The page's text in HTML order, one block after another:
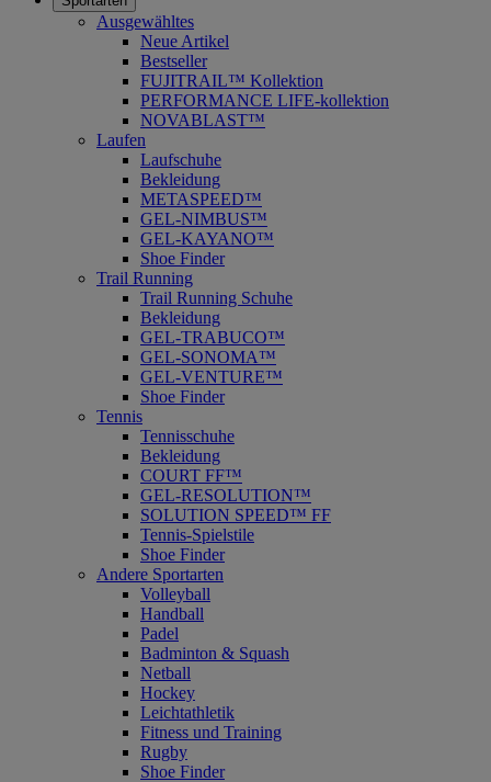
Ausgewähltes
Neue Artikel
Bestseller
FUJITRAIL™ Kollektion
PERFORMANCE LIFE-kollektion
NOVABLAST™
Laufen
Laufschuhe
Bekleidung
METASPEED™
GEL-NIMBUS™
GEL-KAYANO™
Shoe Finder
Trail Running
Trail Running Schuhe
Bekleidung
GEL-TRABUCO™
GEL-SONOMA™
GEL-VENTURE™
Shoe Finder
Tennis
Tennisschuhe
Bekleidung
COURT FF™
GEL-RESOLUTION™
SOLUTION SPEED™ FF
Tennis-Spielstile
Shoe Finder
Andere Sportarten
Volleyball
Handball
Padel
Badminton & Squash
Netball
Hockey
Leichtathletik
Fitness und Training
Rugby
Shoe Finder